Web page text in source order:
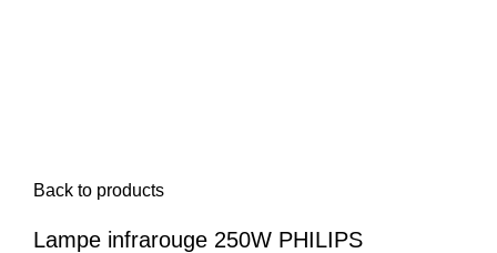
Back to products
Lampe infrarouge 250W PHILIPS